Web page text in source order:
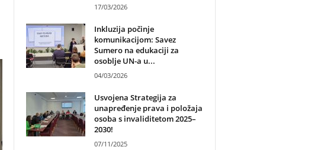
17/03/2026
Inkluzija počinje
komunikacijom: Savez
Sumero na edukaciji za
osoblje UN-a u...
04/03/2026
Usvojena Strategija za
unapređenje prava i položaja
osoba s invaliditetom 2025–
2030!
07/11/2025